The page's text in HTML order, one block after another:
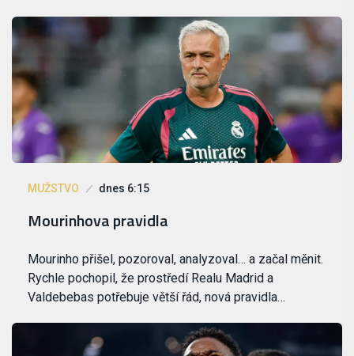
MUŽSTVO dnes 6:15
Mourinhova pravidla
Mourinho přišel, pozoroval, analyzoval… a začal měnit.
Rychle pochopil, že prostředí Realu Madrid a
Valdebebas potřebuje větší řád, nová pravidla…